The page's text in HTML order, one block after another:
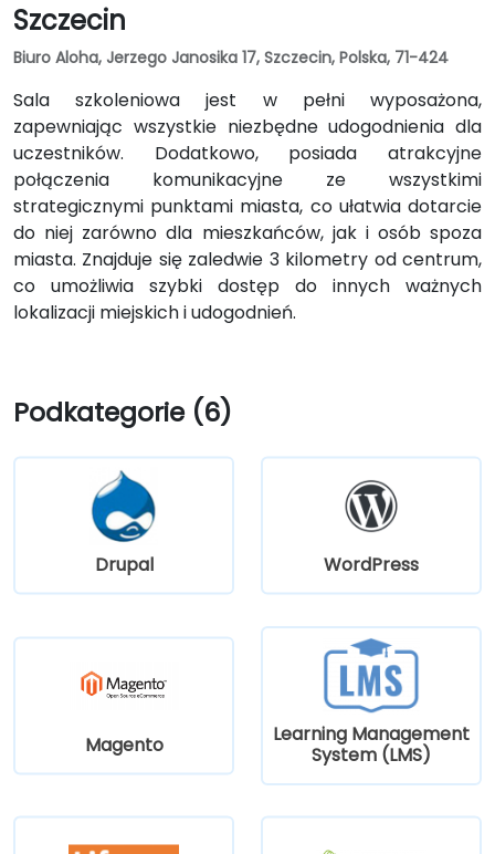
Szczecin
Biuro Aloha, Jerzego Janosika 17, Szczecin, Polska, 71-424
Sala szkoleniowa jest w pełni wyposażona,
zapewniając wszystkie niezbędne udogodnienia dla
uczestników. Dodatkowo, posiada atrakcyjne
połączenia komunikacyjne ze wszystkimi
strategicznymi punktami miasta, co ułatwia dotarcie
do niej zarówno dla mieszkańców, jak i osób spoza
miasta. Znajduje się zaledwie 3 kilometry od centrum,
co umożliwia szybki dostęp do innych ważnych
lokalizacji miejskich i udogodnień.
Podkategorie (6)
Drupal WordPress
Magento
Learning Management
System (LMS)